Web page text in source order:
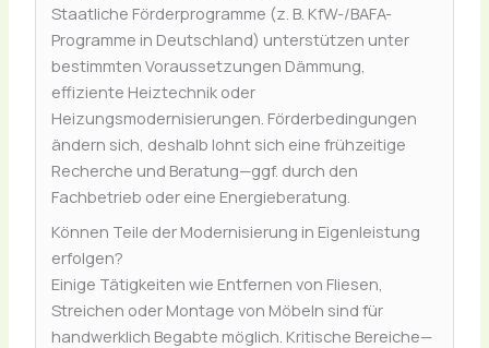
Staatliche Förderprogramme (z. B. KfW-/BAFA-
Programme in Deutschland) unterstützen unter
bestimmten Voraussetzungen Dämmung,
effiziente Heiztechnik oder
Heizungsmodernisierungen. Förderbedingungen
ändern sich, deshalb lohnt sich eine frühzeitige
Recherche und Beratung—ggf. durch den
Fachbetrieb oder eine Energieberatung.
Können Teile der Modernisierung in Eigenleistung
erfolgen?
Einige Tätigkeiten wie Entfernen von Fliesen,
Streichen oder Montage von Möbeln sind für
handwerklich Begabte möglich. Kritische Bereiche—